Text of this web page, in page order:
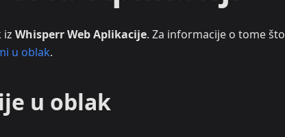
iz Whisperr Web Aplikacije. Za informacije o tome što
u oblak.
u oblak